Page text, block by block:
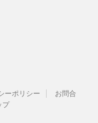
ーポリシー
お問合
プ